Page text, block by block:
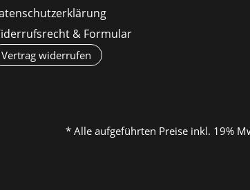
& Formular
Vertrag widerrufen
* Alle aufgeführten Preise inkl. 19%